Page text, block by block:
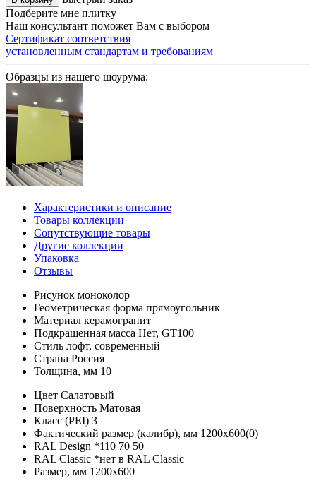
Подберите мне плитку
Наш консультант поможет Вам с выбором
Сертификат соответствия
установленным стандартам и требованиям
Образцы из нашего шоурума:
Характеристики и описание
Товары коллекции
Сопутствующие товары
Другие коллекции
Упаковка
Отзывы
Рисунок моноколор
Геометрическая форма прямоугольник
Материал керамогранит
Подкрашенная масса Нет, GT100
Стиль лофт, современный
Страна Россия
Толщина, мм 10
Цвет Салатовый
Поверхность Матовая
Класс (PEI) 3
Фактический размер (калибр), мм 1200х600(0)
RAL Design *110 70 50
RAL Classic *нет в RAL Сlassic
Размер, мм 1200х600